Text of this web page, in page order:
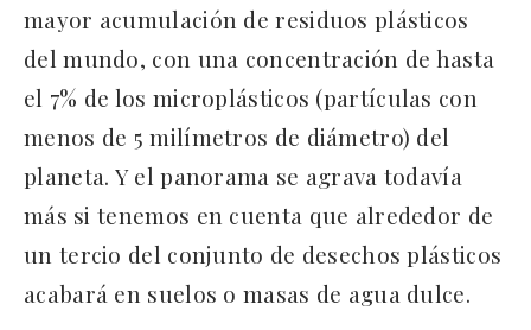
mayor acumulación de residuos plásticos
del mundo, con una concentración de hasta
el 7% de los microplásticos (partículas con
menos de 5 milímetros de diámetro) del
planeta. Y el panorama se agrava todavía
más si tenemos en cuenta que alrededor de
un tercio del conjunto de desechos plásticos
acabará en suelos o masas de agua dulce.